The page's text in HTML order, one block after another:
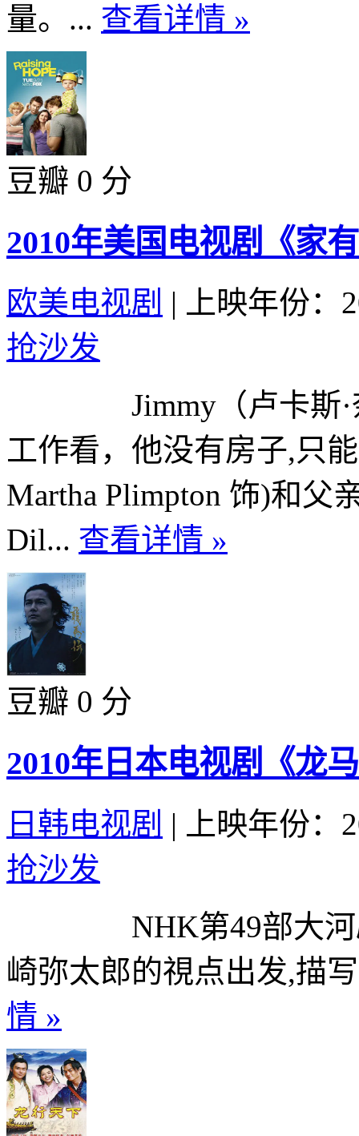
量。... 查看详情 »
豆瓣 0 分
2010年美国电视剧《家
欧美电视剧 |
上映年份：
抢沙发
Jimmy（卢卡斯·奈
工作看，他没有房子,只
Martha Plimpton 饰)和父
Dil... 查看详情 »
豆瓣 0 分
2010年日本电视剧《龙
日韩电视剧 |
上映年份：
抢沙发
NHK第49部大河
崎弥太郎的視点出发,描
情 »